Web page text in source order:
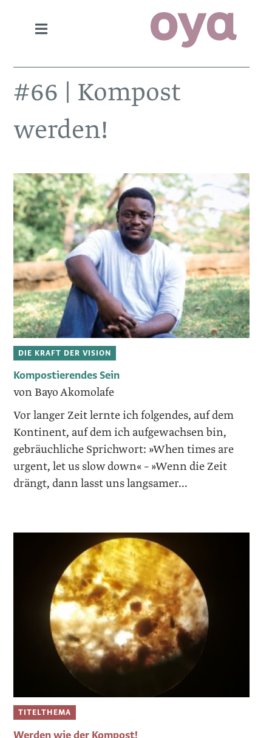
#66 | Kompost
werden!
DIE KRAFT DER VISION
Kompostierendes Sein
von Bayo Akomolafe
Vor langer Zeit lernte ich folgendes, auf dem
Kontinent, auf dem ich aufgewachsen bin,
gebräuchliche Sprichwort: »When times are
urgent, let us slow down« – »Wenn die Zeit
drängt, dann lasst uns langsamer...
TITELTHEMA